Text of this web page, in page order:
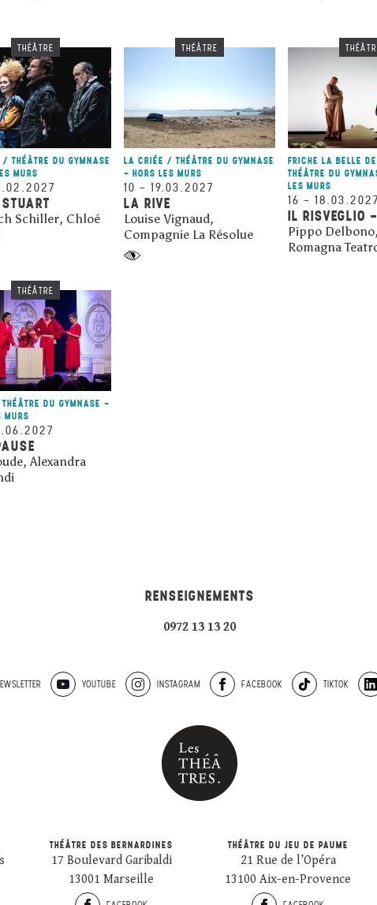
THÉÂTRE
THÉÂTRE DU GYMNASE
MURS
Schiller, Chloé
THÉÂTRE
LA CRIÉE / THÉÂTRE DU GYMNASE
- HORS LES MURS
10 – 19.03.2027
LA RIVE
Louise Vignaud,
Compagnie La Résolue
FRICHE LA BELLE
THÉÂTRE DU
LES MURS
16 – 18.03.2027
IL RISVEGLIO
Pippo
Romagna
THÉÂTRE
DU GYMNASE -
MURS
Alexandra
RENSEIGNEMENTS
0972 13 13 20
YOUTUBE INSTAGRAM FACEBOOK TIKTOK
THÉÂTRE DES BERNARDINES
17 Boulevard Garibaldi
13001 Marseille
THÉÂTRE DU JEU DE PAUME
21 Rue de l’Opéra
13100 Aix-en-Provence